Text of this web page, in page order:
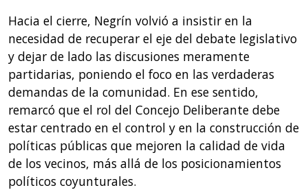
Hacia el cierre, Negrín volvió a insistir en la
necesidad de recuperar el eje del debate legislativo
y dejar de lado las discusiones meramente
partidarias, poniendo el foco en las verdaderas
demandas de la comunidad. En ese sentido,
remarcó que el rol del Concejo Deliberante debe
estar centrado en el control y en la construcción de
políticas públicas que mejoren la calidad de vida
de los vecinos, más allá de los posicionamientos
políticos coyunturales.